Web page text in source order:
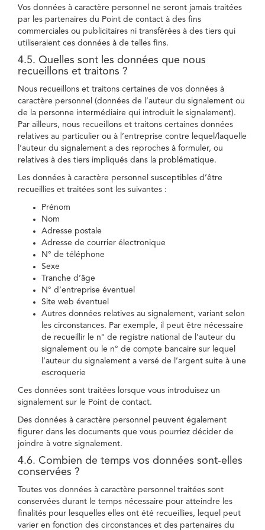
Vos données à caractère personnel ne seront jamais traitées
par les partenaires du Point de contact à des fins
commerciales ou publicitaires ni transférées à des tiers qui
utiliseraient ces données à de telles fins.
4.5. Quelles sont les données que nous
recueillons et traitons ?
Nous recueillons et traitons certaines de vos données à
caractère personnel (données de l’auteur du signalement ou
de la personne intermédiaire qui introduit le signalement).
Par ailleurs, nous recueillons et traitons certaines données
relatives au particulier ou à l’entreprise contre lequel/laquelle
l’auteur du signalement a des reproches à formuler, ou
relatives à des tiers impliqués dans la problématique.
Les données à caractère personnel susceptibles d’être
recueillies et traitées sont les suivantes :
Prénom
Nom
Adresse postale
Adresse de courrier électronique
N° de téléphone
Sexe
Tranche d’âge
N° d’entreprise éventuel
Site web éventuel
Autres données relatives au signalement, variant selon
les circonstances. Par exemple, il peut être nécessaire
de recueillir le n° de registre national de l’auteur du
signalement ou le n° de compte bancaire sur lequel
l’auteur du signalement a versé de l’argent suite à une
escroquerie
Ces données sont traitées lorsque vous introduisez un
signalement sur le Point de contact.
Des données à caractère personnel peuvent également
figurer dans les documents que vous pourriez décider de
joindre à votre signalement.
4.6. Combien de temps vos données sont-elles
conservées ?
Toutes vos données à caractère personnel traitées sont
conservées durant le temps nécessaire pour atteindre les
finalités pour lesquelles elles ont été recueillies, lequel peut
varier en fonction des circonstances et des partenaires du